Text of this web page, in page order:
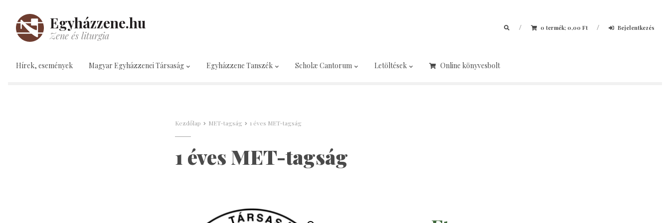
Egyházzene.hu
Zene és liturgia
/ 0 termék; 0,00 Ft / Bejelentkezés
Hírek, események Magyar Egyházzenei Társaság Egyházzene Tanszék Scholæ Cantorum Letöltések Online könyvesbolt
Kezdőlap MET-tagság 1 éves MET-tagság
1 éves MET-tagság